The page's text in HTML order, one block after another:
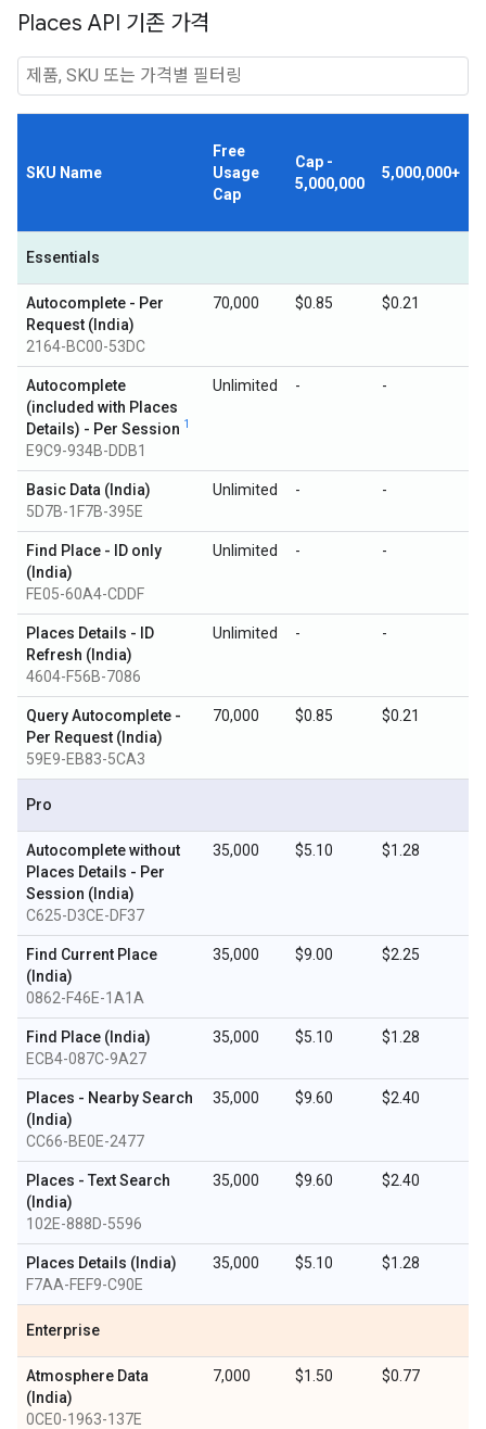
Places API 기존 가격
SKU Name
Free
Usage
Cap
Cap -
5,000,000
5,000,000+
Essentials
Autocomplete - Per
Request (India)
2164-BC00-53DC
70,000 $0.85 $0.21
Autocomplete
(included with Places
Details) - Per Session 1
E9C9-934B-DDB1
Unlimited - -
Basic Data (India)
5D7B-1F7B-395E
Unlimited - -
Find Place - ID only
(India)
FE05-60A4-CDDF
Unlimited - -
Places Details - ID
Refresh (India)
4604-F56B-7086
Unlimited - -
Query Autocomplete -
Per Request (India)
59E9-EB83-5CA3
70,000 $0.85 $0.21
Pro
Autocomplete without
Places Details - Per
Session (India)
C625-D3CE-DF37
35,000 $5.10 $1.28
Find Current Place
(India)
0862-F46E-1A1A
35,000 $9.00 $2.25
Find Place (India)
ECB4-087C-9A27
35,000 $5.10 $1.28
Places - Nearby Search
(India)
CC66-BE0E-2477
35,000 $9.60 $2.40
Places - Text Search
(India)
102E-888D-5596
35,000 $9.60 $2.40
Places Details (India)
F7AA-FEF9-C90E
35,000 $5.10 $1.28
Enterprise
Atmosphere Data
(India)
0CE0-1963-137E
7,000 $1.50 $0.77